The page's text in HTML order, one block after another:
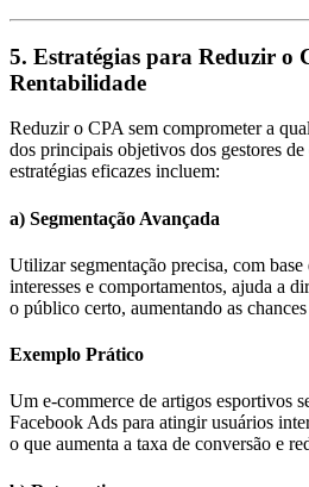
5. Estratégias para Reduzir o
Rentabilidade
Reduzir o CPA sem comprometer a
dos principais objetivos dos gestores
estratégias eficazes incluem:
a) Segmentação Avançada
Utilizar segmentação precisa, com
interesses e comportamentos, ajuda a
o público certo, aumentando as
Exemplo Prático
Um e-commerce de artigos esportivos
Facebook Ads para atingir usuários
o que aumenta a taxa de conversão e